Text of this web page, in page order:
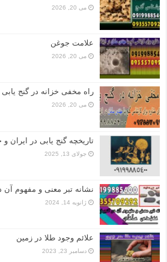
می 20, 2026
علامت جوغن
می 20, 2026
راه مخفی خزانه در گنج یابی
می 20, 2026
تاریخچه گنج‌ یابی در ایران و
جولای 13, 2025
نشانه تبر معنی و مفهوم آن
ژانویه 14, 2024
علائم وجود طلا در زمین
دسامبر 23, 2023